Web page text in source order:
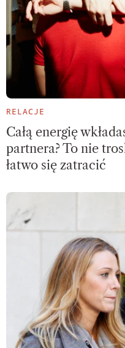
RELACJE
Całą energię
partnera? To nie
łatwo się zatracić